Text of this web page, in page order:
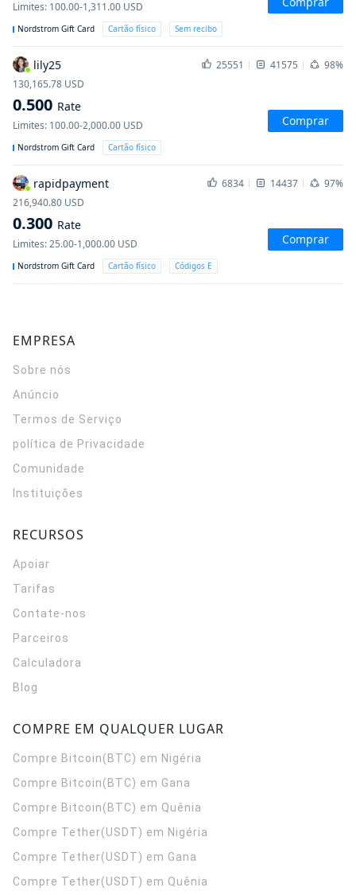
Limites: 100.00-1,311.00 USD
Nordstrom Gift Card Cartão físico Sem recibo
lily25 25551 41575
98%
130,165.78 USD
0.500 Rate
Limites: 100.00-2,000.00 USD Comprar
Nordstrom Gift Card Cartão físico
rapidpayment 6834 14437
97%
216,940.80 USD
0.300 Rate
Limites:25.00-1,000.00 USD Comprar
Nordstrom Gift Card Cartão físico Códigos E
EMPRESA
Sobre nós
Anúncio
Termos de Serviço
política de Privacidade
Comunidade
Instituições
RECURSOS
Apoiar
Tarifas
Contate-nos
Parceiros
Calculadora
Blog
COMPRE EM QUALQUER LUGAR
Compre Bitcoin(BTC) em Nigéria
Compre Bitcoin(BTC) em Gana
Compre Bitcoin(BTC) em Quênia
Compre Tether(USDT) em Nigéria
Compre Tether(USDT) em Gana
Compre Tether(USDT) em Quênia